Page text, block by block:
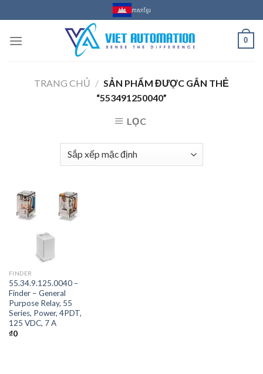
to
content
ភាសាខ្មែរ
0
TRANG CHỦ / SẢN PHẨM ĐƯỢC GẮN THẺ
“553491250040”
LỌC
FINDER
55.34.9.125.0040 –
Finder – General
Purpose Relay, 55
Series, Power, 4PDT,
125 VDC, 7 A
₫0